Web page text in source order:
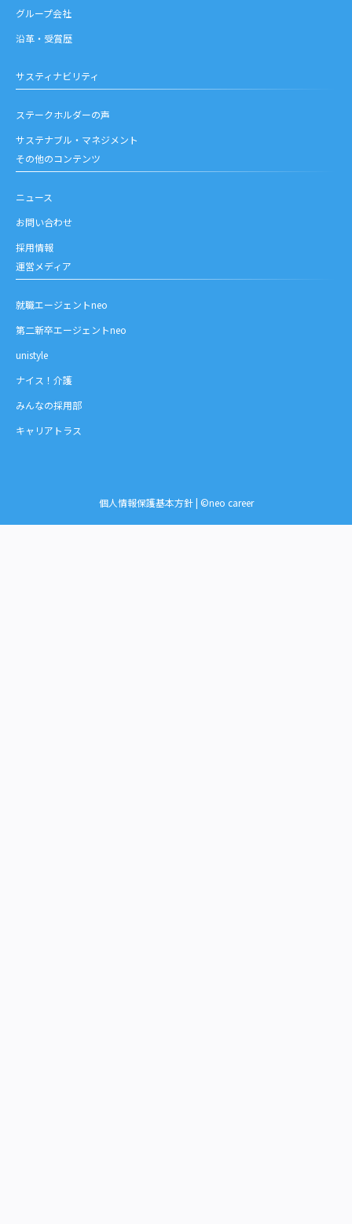
グループ会社
沿革・受賞歴
サスティナビリティ
ステークホルダーの声
サステナブル・マネジメント
その他のコンテンツ
ニュース
お問い合わせ
採用情報
運営メディア
就職エージェントneo
第二新卒エージェントneo
unistyle
ナイス！介護
みんなの採用部
キャリアトラス
個人情報保護基本方針| ©neo career